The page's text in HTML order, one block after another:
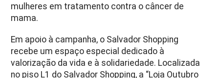
mulheres em tratamento contra o câncer de
mama.
Em apoio à campanha, o Salvador Shopping
recebe um espaço especial dedicado à
valorização da vida e à solidariedade. Localizada
no piso L1 do Salvador Shopping, a “Loja Outubro